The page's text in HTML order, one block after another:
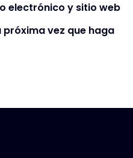
electrónico y sitio web
vez que haga